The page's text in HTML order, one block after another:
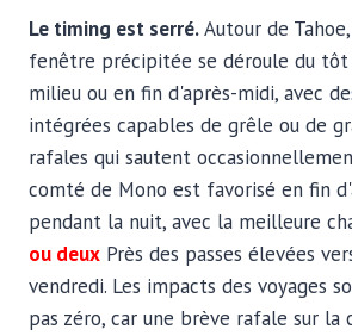
Le timing est serré.Autour de
fenêtre précipitée se déroule du
milieu ou en fin d'après-midi, avec
intégrées capables de grêle ou de
rafales qui sautent
comté de Mono est favorisé en fin
pendant la nuit, avec la meilleure
ou deux Près des passes élevées
vendredi. Les impacts des voyages
pas zéro, car une brève rafale sur la